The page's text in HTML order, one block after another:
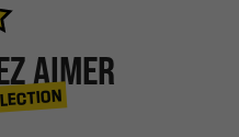
AIMER